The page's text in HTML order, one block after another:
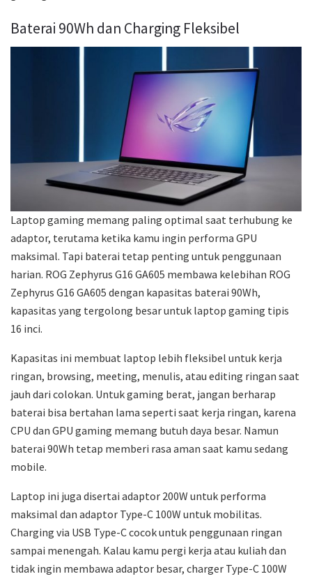
Baterai 90Wh dan Charging Fleksibel
Laptop gaming memang paling optimal saat terhubung ke
adaptor, terutama ketika kamu ingin performa GPU
maksimal. Tapi baterai tetap penting untuk penggunaan
harian. ROG Zephyrus G16 GA605 membawa kelebihan ROG
Zephyrus G16 GA605 dengan kapasitas baterai 90Wh,
kapasitas yang tergolong besar untuk laptop gaming tipis
16 inci.
Kapasitas ini membuat laptop lebih fleksibel untuk kerja
ringan, browsing, meeting, menulis, atau editing ringan saat
jauh dari colokan. Untuk gaming berat, jangan berharap
baterai bisa bertahan lama seperti saat kerja ringan, karena
CPU dan GPU gaming memang butuh daya besar. Namun
baterai 90Wh tetap memberi rasa aman saat kamu sedang
mobile.
Laptop ini juga disertai adaptor 200W untuk performa
maksimal dan adaptor Type-C 100W untuk mobilitas.
Charging via USB Type-C cocok untuk penggunaan ringan
sampai menengah. Kalau kamu pergi kerja atau kuliah dan
tidak ingin membawa adaptor besar, charger Type-C 100W